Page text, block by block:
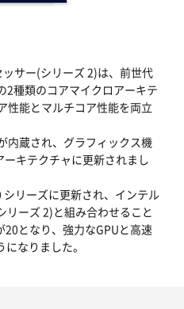
サー(シリーズ 2)は、前世代
2種類のコアマイクロアーキテ
性能とマルチコア性能を両立
内蔵され、グラフィックス機
ーキテクチャに更新されまし
リーズに更新され、インテル
ーズ 2)と組み合わせること
20となり、強力なGPUと高速
なりました。